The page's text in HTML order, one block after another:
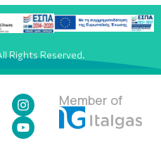
Rights Reserved.
Member of